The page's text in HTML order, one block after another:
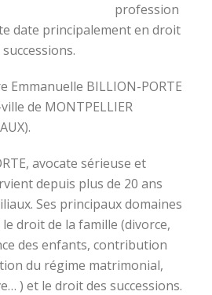
profession
date principalement en droit
Emmanuelle BILLION-PORTE
de MONTPELLIER
avocate sérieuse et
depuis plus de 20 ans
Ses principaux domaines
droit de la famille (divorce,
des enfants, contribution
du régime matrimonial,
) et le droit des successions.